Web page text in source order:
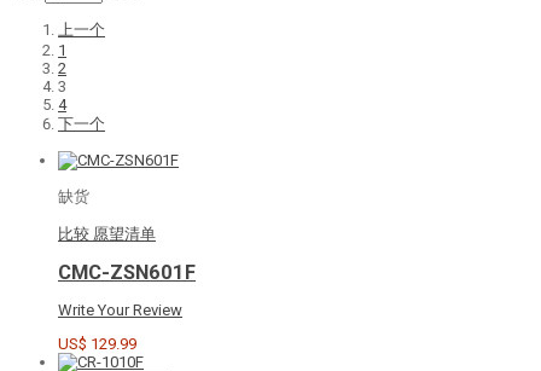
上一个
1
2
3
4
下一个
缺货
比较 愿望清单
CMC-ZSN601F
Write Your Review
US$ 129.99